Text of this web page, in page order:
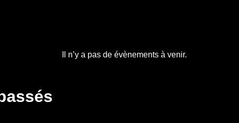
Il n’y a pas de évènements à venir.